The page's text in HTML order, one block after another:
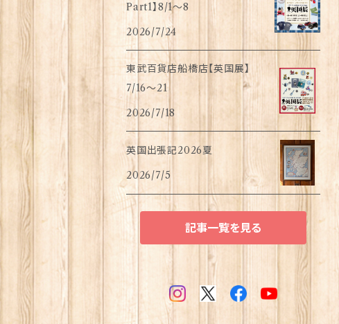
Part1】8/1〜8
2026/7/24
東武百貨店船橋店【英国展】
7/16～21
2026/7/18
英国出張記2026夏
2026/7/5
記事一覧を見る